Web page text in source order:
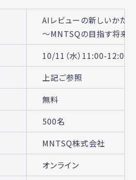
AIレビューの新しいかたち
～MNTSQの目指す将来
10/11（水）11:00-12:00
上記ご参照
無料
500名
MNTSQ株式会社
オンライン